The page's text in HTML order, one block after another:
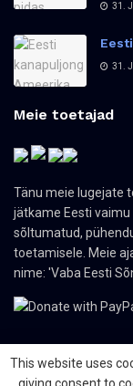
31.
31.
Meie toetajad
Tänu meie lugejate
jätkame Eesti
sõltumatud,
toetamisele. Meie
nime: 'Vaba Eesti
This website uses